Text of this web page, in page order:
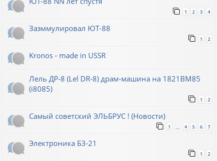
1 2 3 4
Заэммулировал ЮТ-88
1 2
Kronos - made in USSR
Лель ДР-8 (Lel DR-8) драм-машина на 1821ВМ85
(i8085)
1 2
Самый советский ЭЛЬБРУС ! (Новости)
1 … 4 5 6 7
Электроника Б3-21
1 2